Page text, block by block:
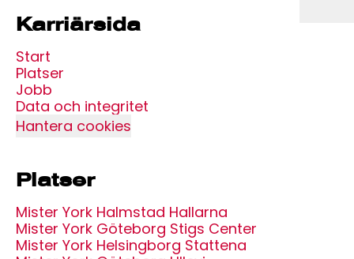
Karriärsida
Start
Platser
Jobb
Data och integritet
Hantera cookies
Platser
Mister York Halmstad Hallarna
Mister York Göteborg Stigs Center
Mister York Helsingborg Stattena